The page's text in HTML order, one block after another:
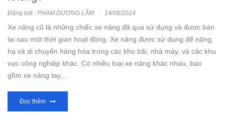
Đăng bởi : PHẠM DƯƠNG LÂM 14/06/2024
Xe nâng cũ là những chiếc xe nâng đã qua sử dụng và được bán
lại sau một thời gian hoạt động. Xe nâng được sử dụng để nâng,
hạ và di chuyển hàng hóa trong các kho bãi, nhà máy, và các khu
vực công nghiệp khác. Có nhiều loại xe nâng khác nhau, bao
gồm xe nâng tay,...
Đọc thêm